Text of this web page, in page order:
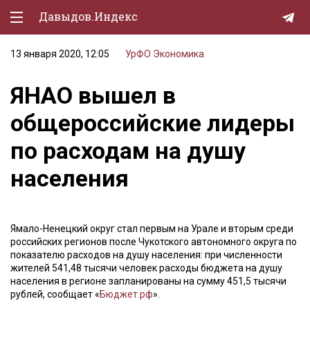
Давыдов.Индекс
Политическая жизнь
Экономика
Природа
Образование
Спорт
Lifestyle
Мурзилка
13 января 2020, 12:05 УрФО Экономика
ЯНАО вышел в
общероссийские лидеры
по расходам на душу
населения
Ямало-Ненецкий округ стал первым на Урале и вторым среди
российских регионов после Чукотского автономного округа по
показателю расходов на душу населения: при численности
жителей 541,48 тысячи человек расходы бюджета на душу
населения в регионе запланированы на сумму 451,5 тысячи
рублей, сообщает «Бюджет.рф».